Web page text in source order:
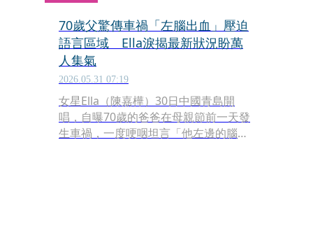
70歲父驚傳車禍「左腦出血」壓迫
語言區域 Ella淚揭最新狀況盼萬
人集氣
2026.05.31 07:19
女星Ella（陳嘉樺）30日中國青島開
唱，自曝70歲的爸爸在母親節前一天發
生車禍，一度哽咽坦言「他左邊的腦袋